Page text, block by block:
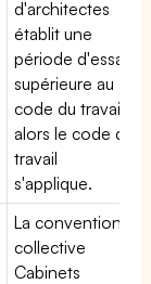
d'architectes
établit une
période d'essai
supérieure au
code du travail,
alors le code du
travail
s'applique.
La convention
collective
Cabinets